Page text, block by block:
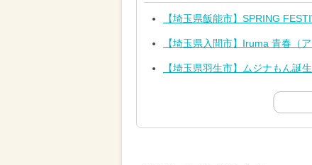
【埼玉県飯能市】SPRING
【埼玉県入間市】Iruma 青春（
【埼玉県羽生市】ムジナもん誕